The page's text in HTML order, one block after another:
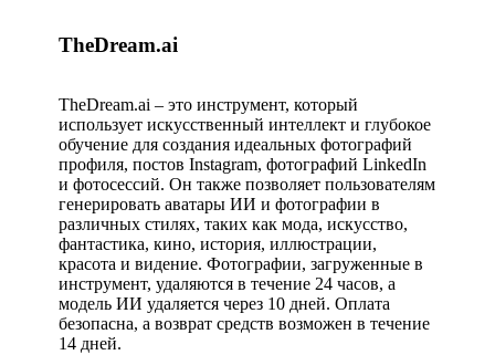
TheDream.ai
TheDream.ai – это инструмент, который
использует искусственный интеллект и глубокое
обучение для создания идеальных фотографий
профиля, постов Instagram, фотографий LinkedIn
и фотосессий. Он также позволяет пользователям
генерировать аватары ИИ и фотографии в
различных стилях, таких как мода, искусство,
фантастика, кино, история, иллюстрации,
красота и видение. Фотографии, загруженные в
инструмент, удаляются в течение 24 часов, а
модель ИИ удаляется через 10 дней. Оплата
безопасна, а возврат средств возможен в течение
14 дней.